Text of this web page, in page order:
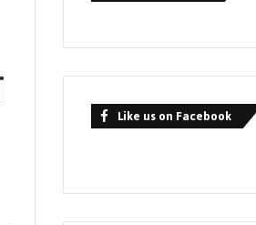
Like us on Facebook